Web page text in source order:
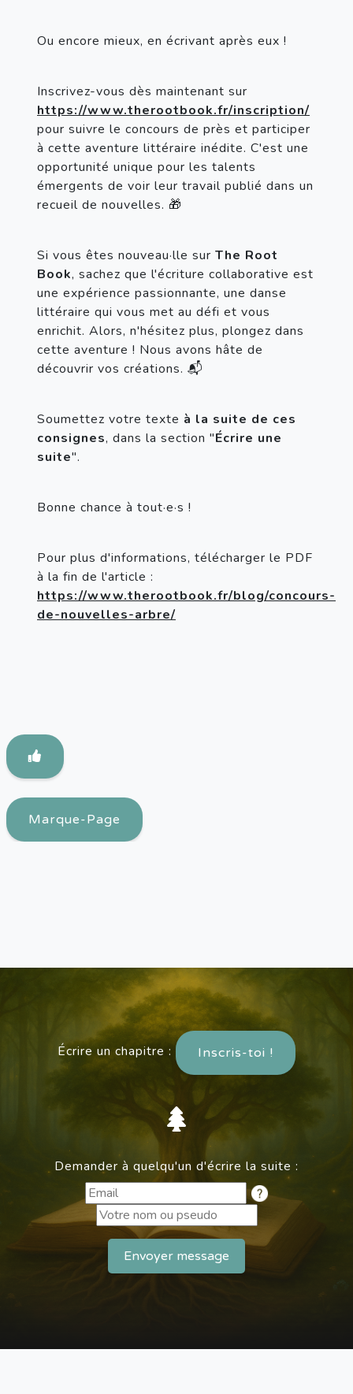
Ou encore mieux, en écrivant après eux !
https://www.therootbook.fr/inscription/
pour suivre le concours de près et participer
à cette aventure littéraire inédite. C'est une
opportunité unique pour les talents
émergents de voir leur travail publié dans un
recueil de nouvelles. 🎁
Si vous êtes nouveau·lle sur The Root
Book, sachez que l'écriture collaborative est
une expérience passionnante, une danse
littéraire qui vous met au défi et vous
enrichit. Alors, n'hésitez plus, plongez dans
cette aventure ! Nous avons hâte de
découvrir vos créations. 📬
Soumettez votre texte à la suite de ces
consignes, dans la section "Écrire une
suite".
Bonne chance à tout·e·s !
Pour plus d'informations, télécharger le PDF
https://www.therootbook.fr/blog/concours-
de-nouvelles-arbre/
Marque-Page
Écrire un chapitre : Inscris-toi !
Demander à quelqu'un d'écrire la suite :
Envoyer message